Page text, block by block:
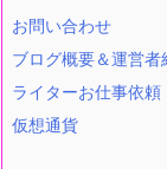
お問い合わせ
ブログ概要＆運営者
ライターお仕事依頼
仮想通貨